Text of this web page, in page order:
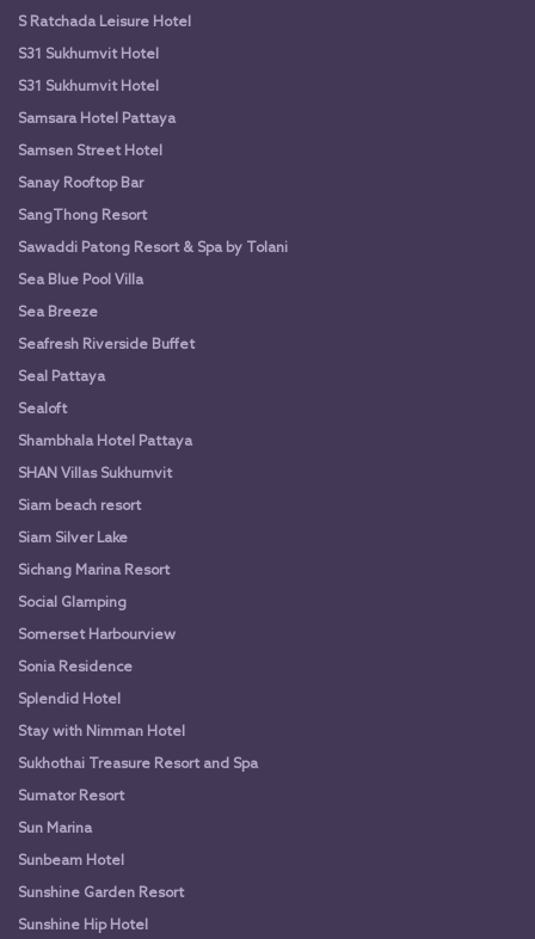
S Ratchada Leisure Hotel
S31 Sukhumvit Hotel
S31 Sukhumvit Hotel
Samsara Hotel Pattaya
Samsen Street Hotel
Sanay Rooftop Bar
SangThong Resort
Sawaddi Patong Resort & Spa by Tolani
Sea Blue Pool Villa
Sea Breeze
Seafresh Riverside Buffet
Seal Pattaya
Sealoft
Shambhala Hotel Pattaya
SHAN Villas Sukhumvit
Siam beach resort
Siam Silver Lake
Sichang Marina Resort
Social Glamping
Somerset Harbourview
Sonia Residence
Splendid Hotel
Stay with Nimman Hotel
Sukhothai Treasure Resort and Spa
Sumator Resort
Sun Marina
Sunbeam Hotel
Sunshine Garden Resort
Sunshine Hip Hotel